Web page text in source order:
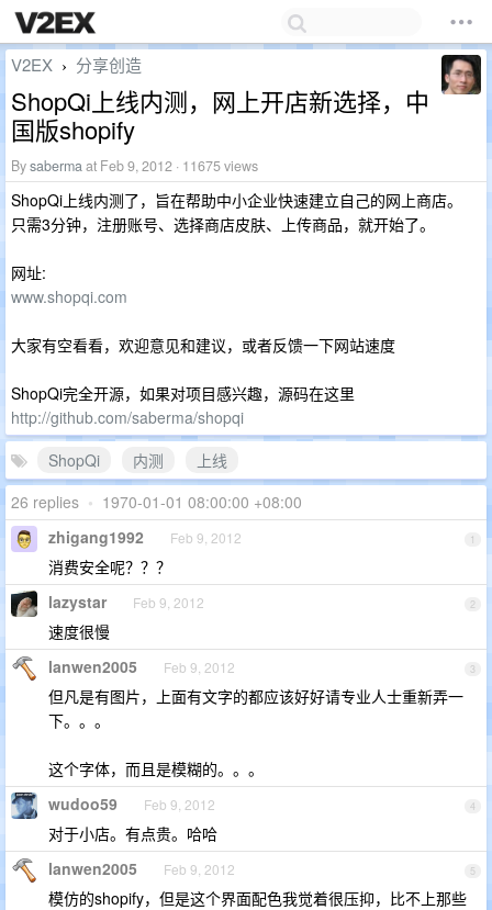
V2EX › 分享创造
ShopQi上线内测，网上开店新选择，中
国版shopify
Bysabermaat Feb 9, 2012 · 11675 views
ShopQi上线内测了，旨在帮助中小企业快速建立自己的网上商店。
只需3分钟，注册账号、选择商店皮肤、上传商品，就开始了。
网址:
www.shopqi.com
大家有空看看，欢迎意见和建议，或者反馈一下网站速度
ShopQi完全开源，如果对项目感兴趣，源码在这里
http://github.com/saberma/shopqi
ShopQi
内测
上线
26 replies • 1970-01-01 08:00:00 +08:00
1
zhigang1992 Feb 9, 2012
消费安全呢？？？
2
lazystar Feb 9, 2012
速度很慢
3
lanwen2005 Feb 9, 2012
但凡是有图片，上面有文字的都应该好好请专业人士重新弄一
下。。。
这个字体，而且是模糊的。。。
4
wudoo59 Feb 9, 2012
对于小店。有点贵。哈哈
5
lanwen2005 Feb 9, 2012
模仿的shopify，但是这个界面配色我觉着很压抑，比不上那些